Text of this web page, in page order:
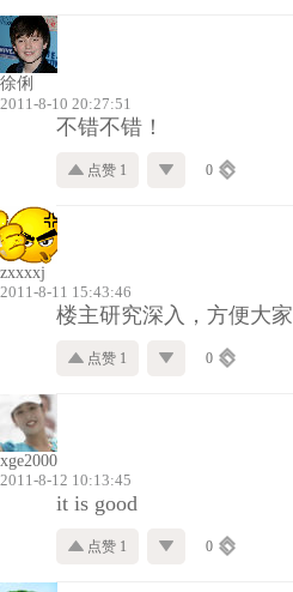
徐俐
2011-8-10 20:27:51
不错不错！
点赞 1 0
zxxxxj
2011-8-11 15:43:46
楼主研究深入，方便大家
点赞 1 0
xge2000
2011-8-12 10:13:45
it is good
点赞 1 0